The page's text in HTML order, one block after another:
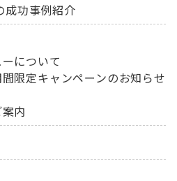
成功事例紹介
について
限定キャンペーンのお知らせ
内